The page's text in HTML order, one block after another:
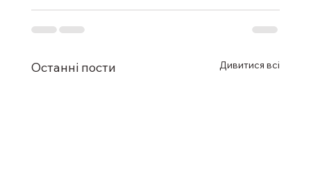
Останні пости Дивитися всі